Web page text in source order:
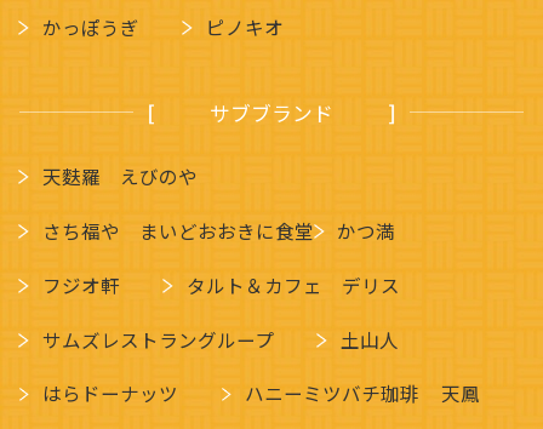
かっぽうぎ ピノキオ
サブブランド
天麩羅 えびのや
さち福や まいどおおきに食堂 かつ満
フジオ軒 タルト＆カフェ デリス
サムズレストラングループ 土山人
はらドーナッツ ハニーミツバチ珈琲 天鳳